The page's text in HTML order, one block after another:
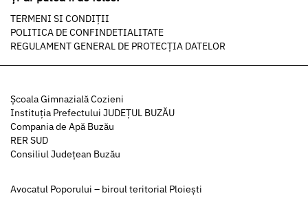
TERMENI SI CONDIȚII
POLITICA DE CONFINDETIALITATE
REGULAMENT GENERAL DE PROTECȚIA DATELOR
Şcoala Gimnazială Cozieni
Instituția Prefectului JUDEȚUL BUZĂU
Compania de Apă Buzău
RER SUD
Consiliul Județean Buzău
Avocatul Poporului – biroul teritorial Ploiești